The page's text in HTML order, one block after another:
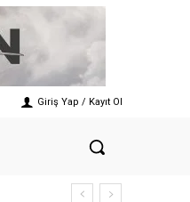
Giriş Yap / Kayıt Ol